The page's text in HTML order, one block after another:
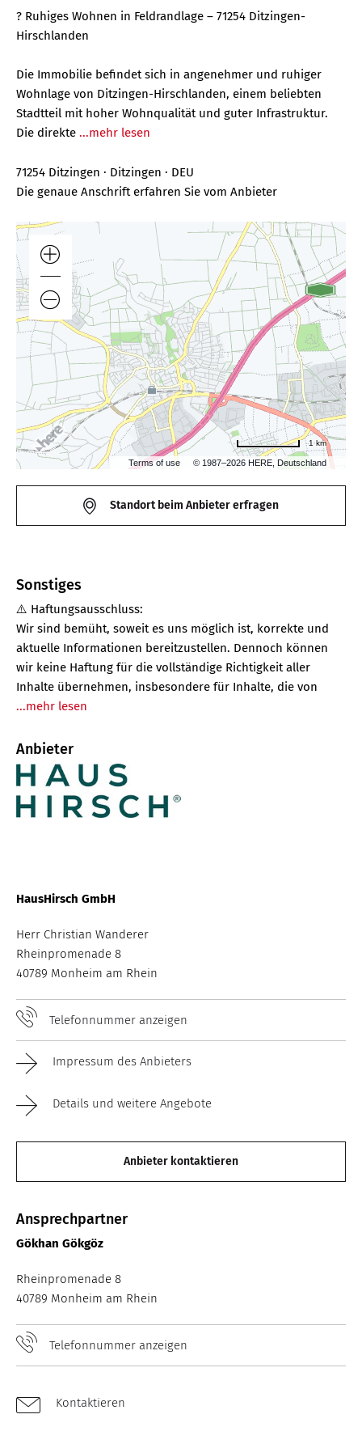
? Ruhiges Wohnen in Feldrandlage – 71254 Ditzingen-
Hirschlanden
Die Immobilie befindet sich in angenehmer und ruhiger
Wohnlage von Ditzingen-Hirschlanden, einem beliebten
Stadtteil mit hoher Wohnqualität und guter Infrastruktur.
Die direkte ...mehr lesen
71254 Ditzingen · Ditzingen · DEU
Die genaue Anschrift erfahren Sie vom Anbieter
Terms of use © 1987–2026 HERE, Deutschland
1 km
Standort beim Anbieter erfragen
Sonstiges
⚠️ Haftungsausschluss:
Wir sind bemüht, soweit es uns möglich ist, korrekte und
aktuelle Informationen bereitzustellen. Dennoch können
wir keine Haftung für die vollständige Richtigkeit aller
Inhalte übernehmen, insbesondere für Inhalte, die von
...mehr lesen
Anbieter
HausHirsch GmbH
Herr Christian Wanderer
Rheinpromenade 8
40789 Monheim am Rhein
Telefonnummer anzeigen
Impressum des Anbieters
Details und weitere Angebote
Anbieter kontaktieren
Ansprechpartner
Gökhan Gökgöz
Rheinpromenade 8
40789 Monheim am Rhein
Telefonnummer anzeigen
Kontaktieren